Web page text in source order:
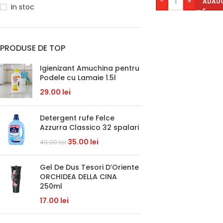
In stoc
PRODUSE DE TOP
Igienizant Amuchina pentru
Podele cu Lamaie 1.5l
29.00 lei
Detergent rufe Felce
Azzurra Classico 32 spalari
40.00lei 35.00 lei
Gel De Dus Tesori D’Oriente
ORCHIDEA DELLA CINA
250ml
17.00 lei